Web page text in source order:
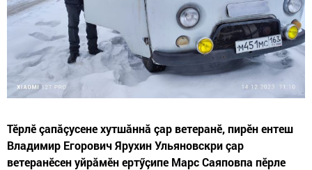
Тӗрлӗ çапăçусене хутшăннă çар ветеранӗ, пирӗн ентеш
Владимир Егорович Ярухин Ульяновскри çар
ветеранӗсен уйрăмӗн ертӳçипе Марс Саяповпа пӗрле